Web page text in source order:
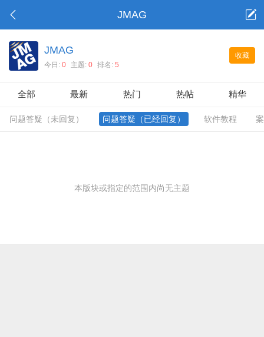
JMAG
收藏
JMAG
今日: 0 主题: 0 排名: 5
全部 最新 热门 热帖 精华
问题答疑（未回复） 问题答疑（已经回复） 软件教程
本版块或指定的范围内尚无主题